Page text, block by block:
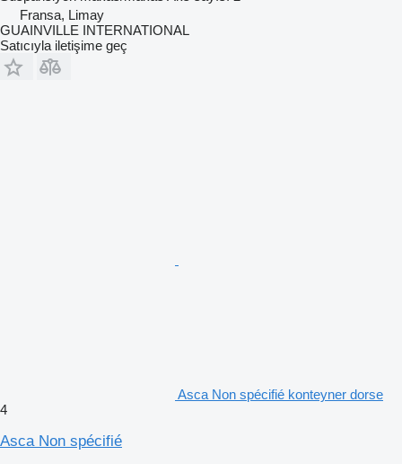
Fransa, Limay
GUAINVILLE INTERNATIONAL
Satıcıyla iletişime geç
Asca Non spécifié konteyner dorse
4
Asca Non spécifié